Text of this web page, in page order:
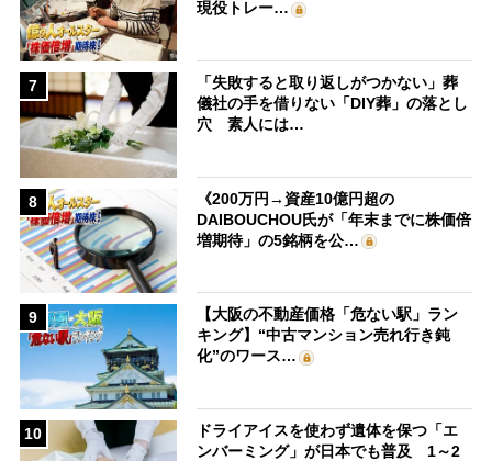
現役トレー…
7
「失敗すると取り返しがつかない」葬
儀社の手を借りない「DIY葬」の落とし
穴 素人には…
8
《200万円→資産10億円超の
DAIBOUCHOU氏が「年末までに株価倍
増期待」の5銘柄を公…
9
【大阪の不動産価格「危ない駅」ラン
キング】“中古マンション売れ行き鈍
化”のワース…
10
ドライアイスを使わず遺体を保つ「エ
ンバーミング」が日本でも普及 1～2